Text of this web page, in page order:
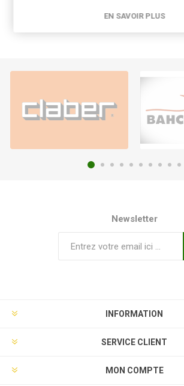
Newsletter
INFORMATION
SERVICE CLIENT
MON COMPTE
EN SAVOIR PLUS